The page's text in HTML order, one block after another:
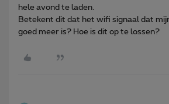
hele avond te laden.
Betekent dit dat het wifi signaal dat
goed meer is? Hoe is dit op te lossen?